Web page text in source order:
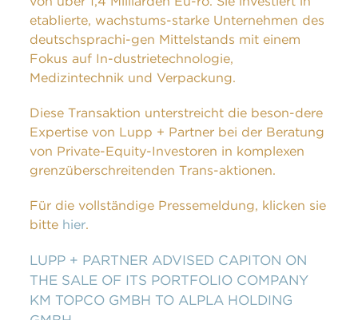
etablierte, wachstums-starke Unternehmen des
deutschsprachi-gen Mittelstands mit einem
Fokus auf In-dustrie­technologie,
Medizintechnik und Verpackung.
Diese Transaktion unterstreicht die beson-dere
Expertise von Lupp + Partner bei der Beratung
von Private-Equity-Investoren in komplexen
grenzüberschreitenden Trans-aktionen.
Für die vollständige Pressemeldung, klicken sie
bitte hier.
LUPP + PARTNER ADVISED CAPITON ON
THE SALE OF ITS PORTFOLIO COMPANY
KM TOPCO GMBH TO ALPLA HOLDING